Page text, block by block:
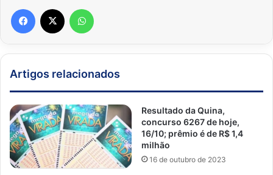
Facebook
Artigos relacionados
Resultado da Quina,
concurso 6267 de hoje,
16/10; prêmio é de R$ 1,4
milhão
16 de outubro de 2023